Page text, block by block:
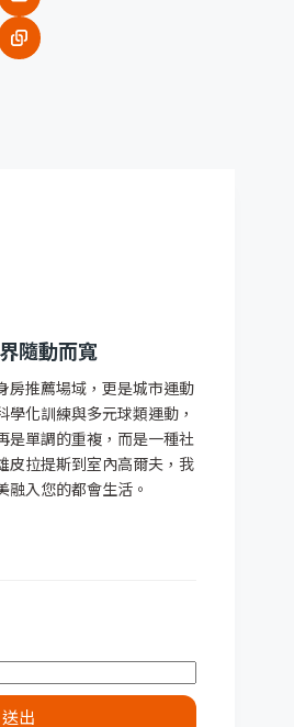
隨動而寬
房推薦場域，更是城市運動
學化訓練與多元球類運動，
是單調的重複，而是一種社
皮拉提斯到室內高爾夫，我
融入您的都會生活。
送出